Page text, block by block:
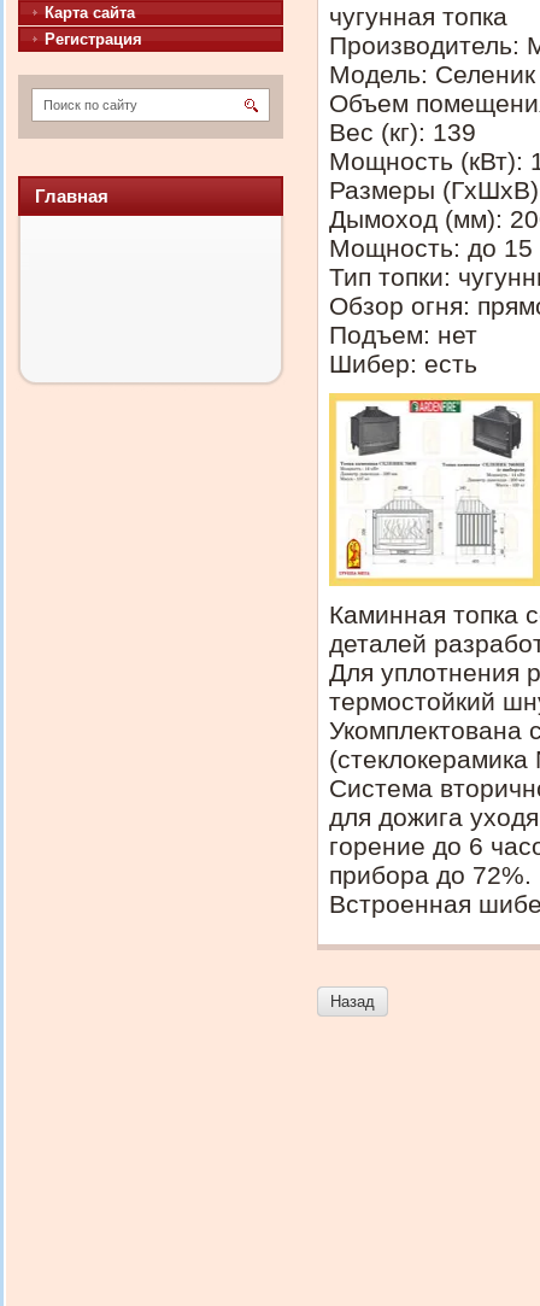
Карта сайта
Регистрация
Главная
чугунная топка
Производитель:
Модель:
Объем
Вес (кг): 139
Мощность (кВт):
Размеры
Дымоход (мм):
Мощность: до 15
Тип топки:
Обзор огня:
Подъем: нет
Шибер: есть
Каминная топка
деталей
Для уплотнения
термостойкий
Укомплектована
Система
для дожига
горение до 6
прибора до 72%.
Встроенная
Назад